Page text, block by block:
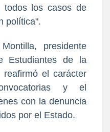
todos los casos de
política".
presidente
Estudiantes de la
el carácter
y el
con la denuncia
por el Estado.